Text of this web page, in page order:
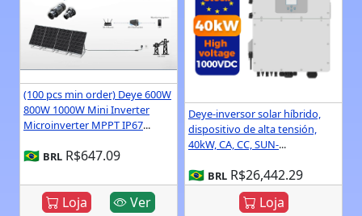
(100 pcs min order) Deye 600W
800W 1000W Mini Inverter
Microinverter MPPT IP67...
🇧🇷 BRL R$647.09
Loja Ver
Deye-inversor solar híbrido,
dispositivo de alta tensión,
40kW, CA, CC, SUN-...
🇧🇷 BRL R$26,442.29
Loja